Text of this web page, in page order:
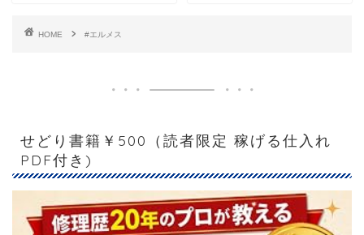
HOME #エルメス
せどり書籍￥500（読者限定 稼げる仕入れ
PDF付き)